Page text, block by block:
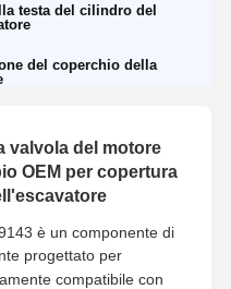
testa del cilindro del
del coperchio della
valvola del motore
OEM per copertura
è un componente di
progettato per
compatibile con